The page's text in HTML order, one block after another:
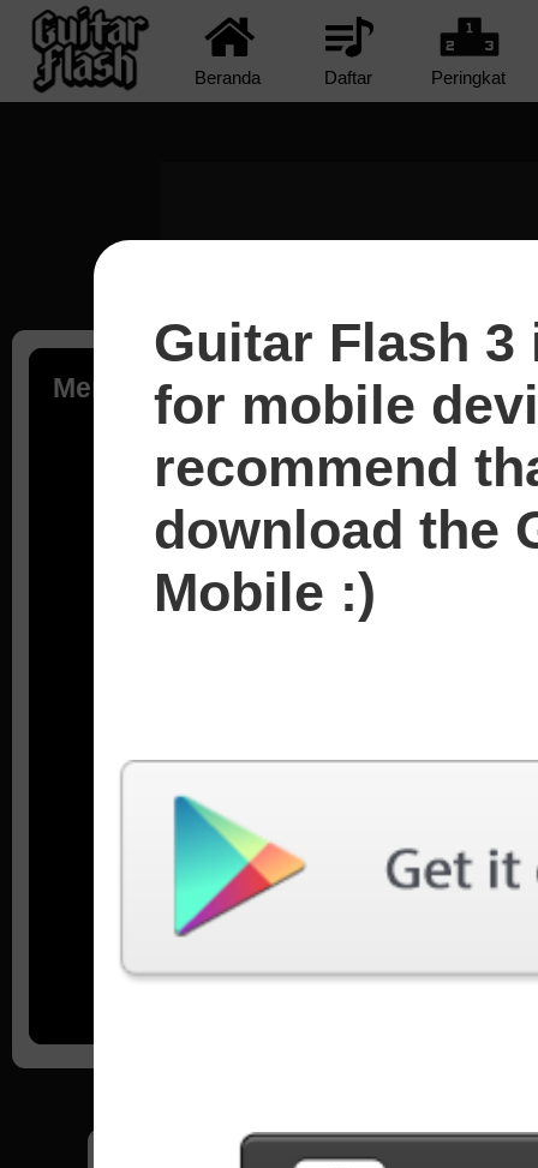
Beranda Daftar Peringkat
Memuat...
Guitar Flash
for mobile
recommend
download the
Mobile :)